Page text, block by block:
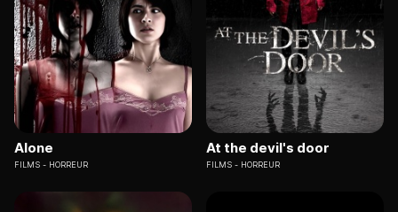
Alone
FILMS HORREUR
At the devil's door
FILMS HORREUR